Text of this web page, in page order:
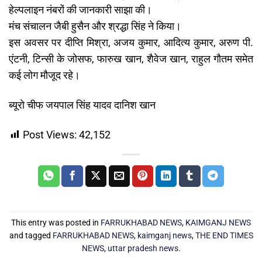
हेल्पलाइन नंबरों की जानकारी साझा की।
मंच संचालन जैबी हुसैन और श्रद्धा सिंह ने किया।
इस अवसर पर दीप्ति मिश्रा, अजय कुमार, आदित्य कुमार, अरुण पी.
एंटनी, टिन्सी के जोसफ, फारुख खान, शैवेज खान, राहुल गौतम समेत
कई लोग मौजूद रहे।
ब्यूरो चीफ जयपाल सिंह यादव दानिश खान
Post Views: 42,152
This entry was posted in FARRUKHABAD NEWS, KAIMGANJ NEWS
and tagged FARRUKHABAD NEWS, kaimganj news,THE END TIMES
NEWS, uttar pradesh news.